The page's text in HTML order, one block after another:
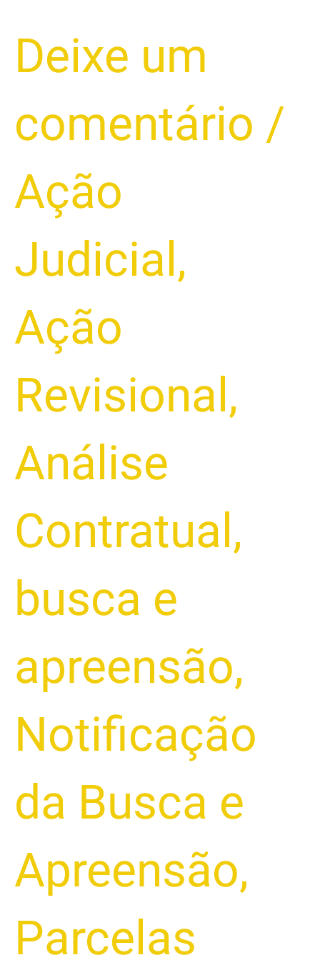
Deixe um
comentário /
Ação
Judicial ,
Ação
Revisional ,
Análise
Contratual ,
busca e
apreensão,
Notificação
da Busca e
Apreensão,
Parcelas